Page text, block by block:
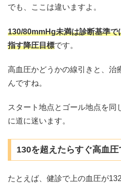
でも、ここは違いますよ。
130/80mmHg未満は診断基準で
指す降圧目標です。
高血圧かどうかの線引きと、治
んですね。
スタート地点とゴール地点を同
に道に迷います。
130を超えたらすぐ高血圧
たとえば、健診で上の血圧が